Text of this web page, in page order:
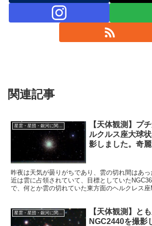
関連記事
星雲・星団・銀河に関する情報
【天体観測】プ
ルクルス座大球
影しました。奇麗
昨夜は天気が曇りがちであり、雲の切れ間はあ
近は雲に占領されていて、目標としていた
で、何とか雲の切れていた東方面のヘルクレス座
星雲・星団・銀河に関する情報
【天体観測】と
NGC2440を撮影